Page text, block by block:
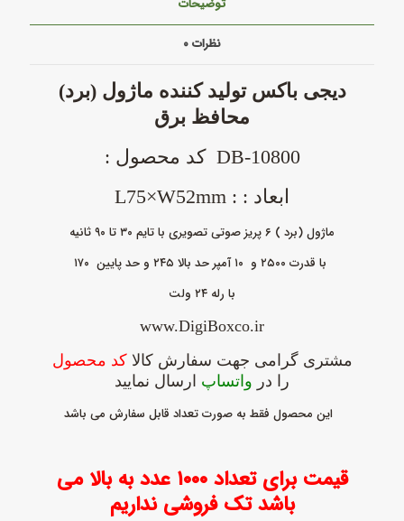
نظرات۰
دیجی باکس تولید کننده ماژول (برد)
محافظ برق
DB-10800 کد محصول :
ابعاد : : L75×W52mm
ماژول (برد ) ۶ پریز صوتی تصویری با تایم ۳۰ تا ۹۰ ثانیه
با قدرت ۲۵۰۰ و
۱۰ آمپر
حد بالا ۲۴۵ و حد پایین ۱۷۰
با رله ۲۴ ولت
www.DigiBoxco.ir
مشتری گرامی جهت سفارش کالاکد محصول
را در واتساپ ارسال نمایید
این محصول فقط به صورت تعداد قابل سفارش می باشد
قیمت برای تعداد ۱۰۰۰ عدد به بالا می
باشد تک فروشی نداریم